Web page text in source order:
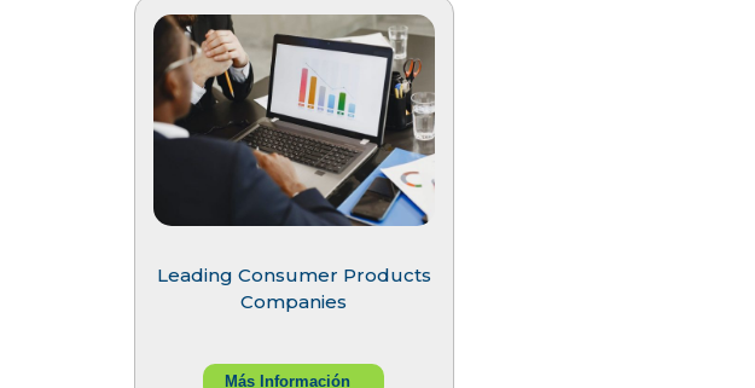
Leading Consumer Products
Companies
Más Información